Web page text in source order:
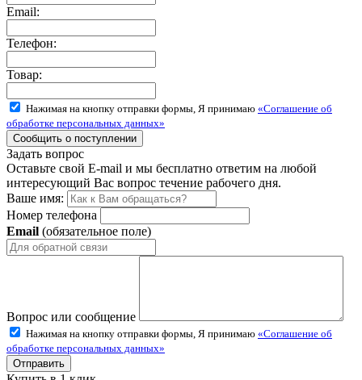
Email:
Телефон:
Товар:
Нажимая на кнопку отправки формы, Я принимаю «Соглашение об
обработке персональных данных»
Задать вопрос
Оставьте свой E-mail и мы бесплатно ответим на любой
интересующий Вас вопрос течение рабочего дня.
Ваше имя:
Номер телефона
Email (обязательное поле)
Вопрос или сообщение
Нажимая на кнопку отправки формы, Я принимаю «Соглашение об
обработке персональных данных»